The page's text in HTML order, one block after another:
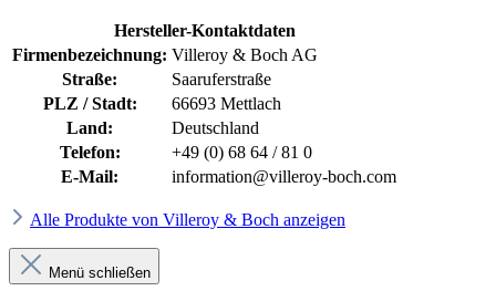
Hersteller-Kontaktdaten
Firmenbezeichnung: Villeroy & Boch AG
Straße:
Saaruferstraße
PLZ / Stadt:
66693 Mettlach
Land:
Deutschland
Telefon:
+49 (0) 68 64 / 81 0
E-Mail:
information@villeroy-boch.com
Alle Produkte von Villeroy & Boch anzeigen
Menü schließen